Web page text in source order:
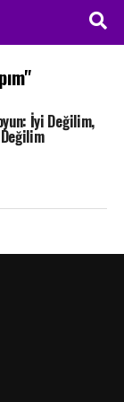
İyi Değilim,